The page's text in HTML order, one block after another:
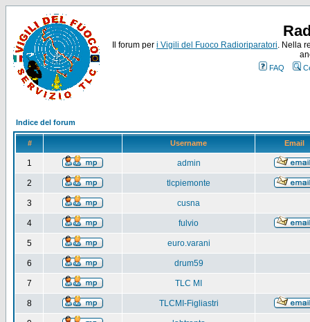
Il forum per i Vigili del Fuoco Radioriparatori. Nella
FAQ
Indice del forum
# Username Email
1 admin
2 tlcpiemonte
3 cusna
4 fulvio
5 euro.varani
6 drum59
7 TLC MI
8 TLCMI-Figliastri